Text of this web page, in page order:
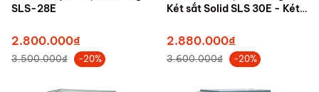
SLS-28E
2.800.000₫
3.500.000₫ -20%
Két sắt Solid SLS 30E - Két
2.880.000₫
3.600.000₫ -20%